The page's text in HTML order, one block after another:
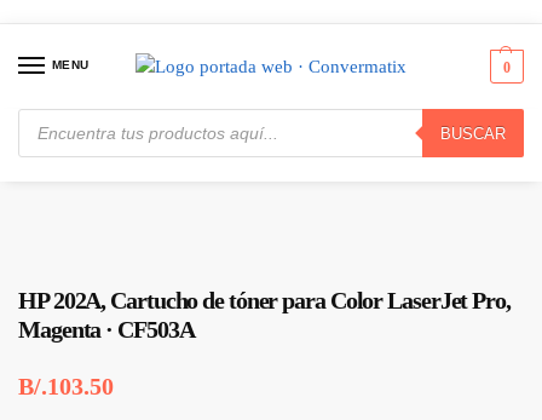
MENU
BUSCAR
0
Inicio / Consumibles y Media / Cartuchos de Toner e Ink-Jet HP 202A, Cartucho de tóner para Color LaserJet Pro, Magenta · CF503A
HP 202A, Cartucho de tóner para Color LaserJet Pro,
Magenta · CF503A
B/.103.50